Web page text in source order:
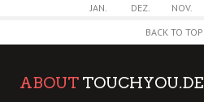
JAN. DEZ. NOV.
BACK TO TOP
ABOUT TOUCHYOU.DE